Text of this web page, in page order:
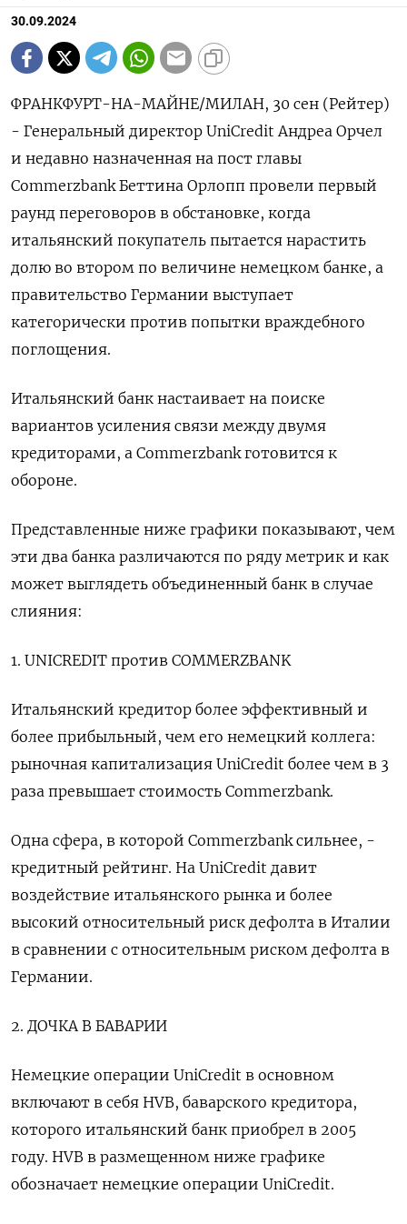
30.09.2024
ФРАНКФУРТ-НА-МАЙНЕ/МИЛАН, 30 сен (Рейтер)
- Генеральный директор UniCredit Андреа Орчел
и недавно назначенная на пост главы
Commerzbank Беттина Орлопп провели первый
раунд переговоров в обстановке, когда
итальянский покупатель пытается нарастить
долю во втором по величине немецком банке, а
правительство Германии выступает
категорически против попытки враждебного
поглощения.
Итальянский банк настаивает на поиске
вариантов усиления связи между двумя
кредиторами, а Commerzbank готовится к
обороне.
Представленные ниже графики показывают, чем
эти два банка различаются по ряду метрик и как
может выглядеть объединенный банк в случае
слияния:
1. UNICREDIT против COMMERZBANK
Итальянский кредитор более эффективный и
более прибыльный, чем его немецкий коллега:
рыночная капитализация UniCredit более чем в 3
раза превышает стоимость Commerzbank.
Одна сфера, в которой Commerzbank сильнее, -
кредитный рейтинг. На UniCredit давит
воздействие итальянского рынка и более
высокий относительный риск дефолта в Италии
в сравнении с относительным риском дефолта в
Германии.
2. ДОЧКА В БАВАРИИ
Немецкие операции UniCredit в основном
включают в себя HVB, баварского кредитора,
которого итальянский банк приобрел в 2005
году. HVB в размещенном ниже графике
обозначает немецкие операции UniCredit.